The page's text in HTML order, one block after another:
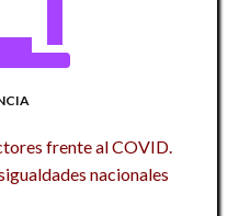
frente al COVID.
nacionales